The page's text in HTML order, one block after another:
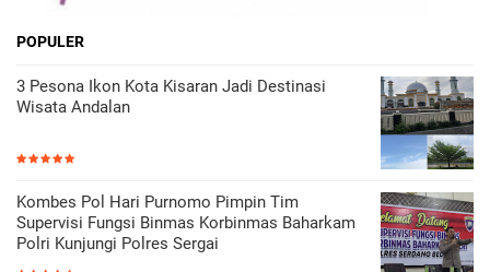
POPULER
3 Pesona Ikon Kota Kisaran Jadi Destinasi
Wisata Andalan
Kombes Pol Hari Purnomo Pimpin Tim
Supervisi Fungsi Binmas Korbinmas Baharkam
Polri Kunjungi Polres Sergai